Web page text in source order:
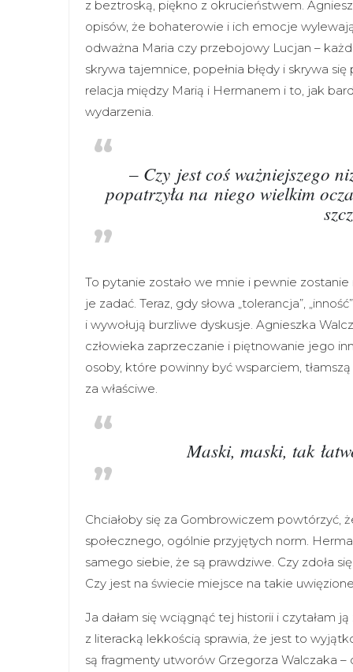
z beztroską, piękno z okrucieństwem.
opisów, że bohaterowie i ich emocje
odważna Maria czy przebojowy Lucjan –
skrywa tajemnice, popełnia błędy i skrywa
relacja między Marią i Hermanem i to, jak
wydarzenia.
– Czy jest coś ważniejszego
popatrzyła na niego wielkim
To pytanie zostało we mnie i pewnie
je zadać. Teraz, gdy słowa „tolerancja”,
i wywołują burzliwe dyskusje. Agnieszka
człowieka zaprzeczanie i piętnowanie jego
osoby, które powinny być wsparciem,
za właściwe.
Maski, maski, tak
Chciałoby się za Gombrowiczem powtórzyć,
społecznego, ogólnie przyjętych norm.
samego siebie, że są prawdziwe. Czy zdoła
Czy jest na świecie miejsce na takie
Ja dałam się wciągnąć tej historii i czytałam
z literacką lekkością sprawia, że jest to
są fragmenty utworów Grzegorza Walczaka